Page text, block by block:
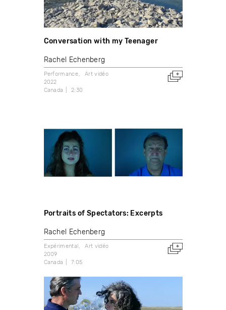
Conversation with my Teenager
Rachel Echenberg
Performance
Art vidéo
2022
Canada
2:30
Portraits of Spectators: Excerpts
Rachel Echenberg
Expérimental
Art vidéo
2009
Canada
7:05